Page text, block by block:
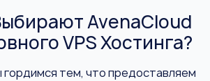
AvenaCloud
VPS Хостинга?
гордимся тем, что предоставляем